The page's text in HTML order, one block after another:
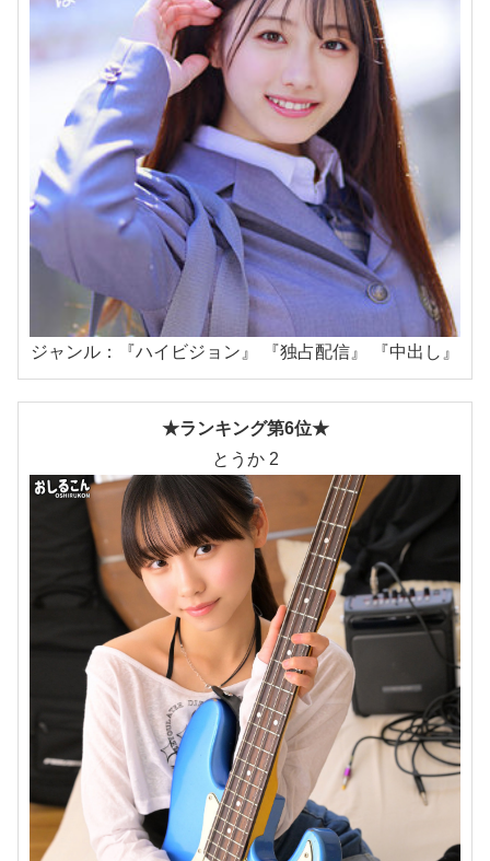
ジャンル：『ハイビジョン』 『独占配信』 『中出し』
★ランキング第6位★
とうか 2